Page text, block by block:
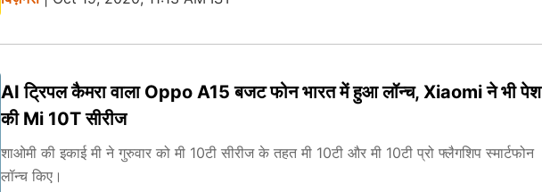
AI ट्रिपल कैमरा वाला Oppo A15 बजट फोन भारत में हुआ लॉन्‍च, Xiaomi ने भी पेश
की Mi 10T सीरीज
शाओमी की इकाई मी ने गुरुवार को मी 10टी सीरीज के तहत मी 10टी और मी 10टी प्रो फ्लैगशिप स्मार्टफोन
लॉन्च किए।